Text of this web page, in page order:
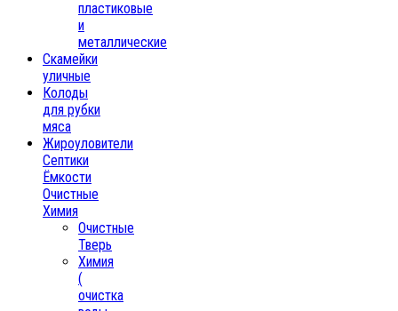
пластиковые
и
металлические
Скамейки
уличные
Колоды
для рубки
мяса
Жироуловители
Септики
Ёмкости
Очистные
Химия
Очистные
Тверь
Химия
(
очистка